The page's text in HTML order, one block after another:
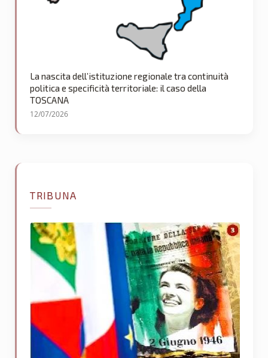
La nascita dell’istituzione regionale tra continuità
politica e specificità territoriale: il caso della
TOSCANA
12/07/2026
TRIBUNA